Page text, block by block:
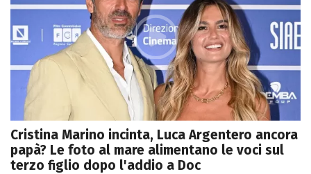
Cristina Marino incinta, Luca Argentero ancora
papà? Le foto al mare alimentano le voci sul
terzo figlio dopo l'addio a Doc